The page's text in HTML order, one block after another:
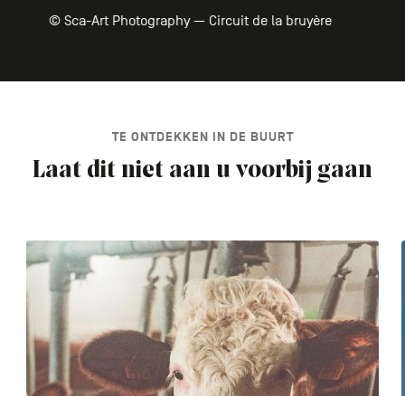
© Sca-Art Photography — Circuit de la bruyère
TE ONTDEKKEN IN DE BUURT
Laat dit niet aan u voorbij gaan